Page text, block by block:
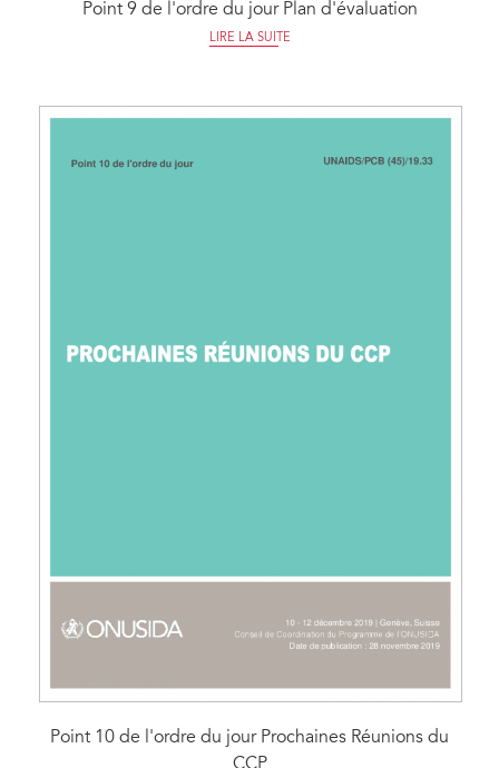
Point 9 de l'ordre du jour Plan d'évaluation
LIRE LA SUITE
Point 10 de l'ordre du jour Prochaines Réunions du